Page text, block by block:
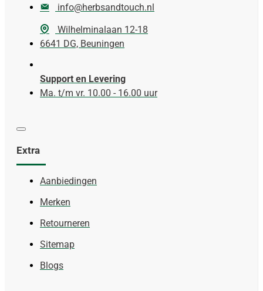
info@herbsandtouch.nl
Wilhelminalaan 12-18
6641 DG, Beuningen
Support en Levering
Ma. t/m vr. 10.00 - 16.00 uur
Extra
Aanbiedingen
Merken
Retourneren
Sitemap
Blogs